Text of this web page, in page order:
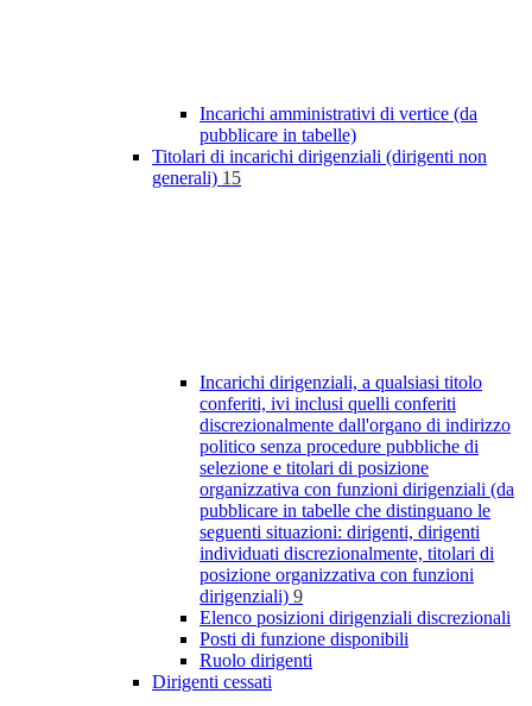
Incarichi amministrativi di vertice (da
pubblicare in tabelle)
Titolari di incarichi dirigenziali (dirigenti non
generali) 15
Incarichi dirigenziali, a qualsiasi titolo
conferiti, ivi inclusi quelli conferiti
discrezionalmente dall'organo di indirizzo
politico senza procedure pubbliche di
selezione e titolari di posizione
organizzativa con funzioni dirigenziali (da
pubblicare in tabelle che distinguano le
seguenti situazioni: dirigenti, dirigenti
individuati discrezionalmente, titolari di
posizione organizzativa con funzioni
dirigenziali) 9
Elenco posizioni dirigenziali discrezionali
Posti di funzione disponibili
Ruolo dirigenti
Dirigenti cessati